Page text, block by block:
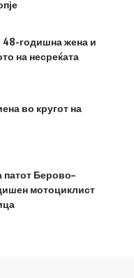
годишна жена и
на несреќата
во кругот на
патот Берово–
мотоциклист